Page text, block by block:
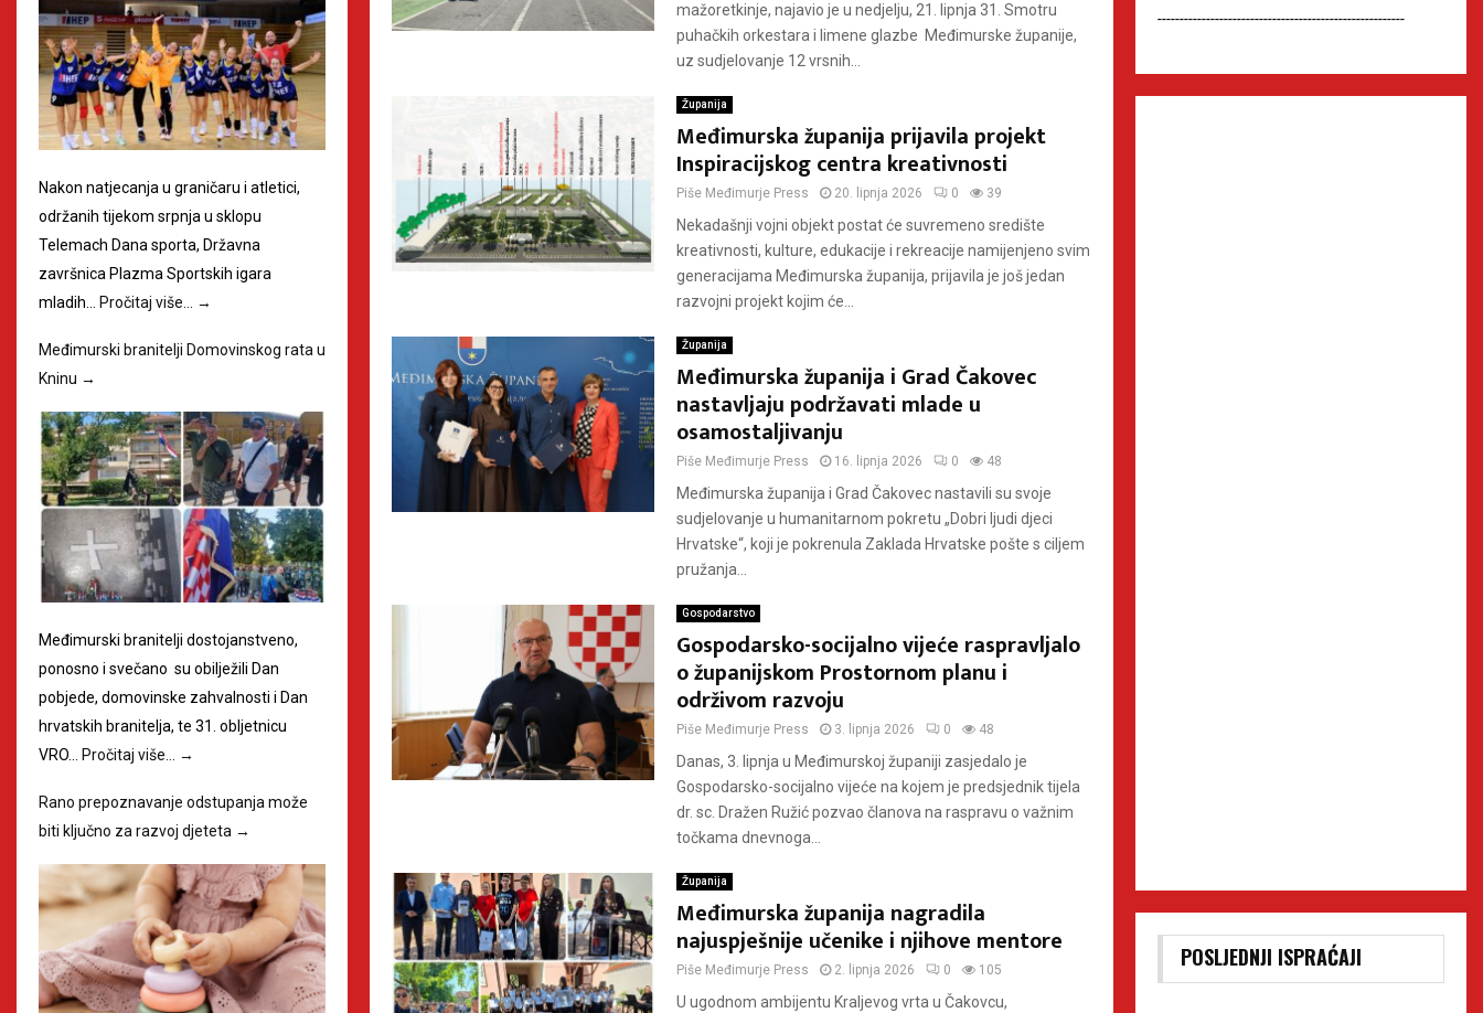
mažoretkinje, najavio je u nedjelju, 21. lipnja 31. Smotru
puhačkih orkestara i limene glazbe Međimurske županije,
uz sudjelovanje 12 vrsnih...
Županija
Međimurska županija prijavila projekt
Inspiracijskog centra kreativnosti
Piše Međimurje Press 20. lipnja 2026 0 39
Nekadašnji vojni objekt postat će suvremeno središte
kreativnosti, kulture, edukacije i rekreacije namijenjeno svim
generacijama Međimurska županija, prijavila je još jedan
razvojni projekt kojim će...
Županija
Međimurska županija i Grad Čakovec
nastavljaju podržavati mlade u
osamostaljivanju
Piše Međimurje Press 16. lipnja 2026 0 48
Međimurska županija i Grad Čakovec nastavili su svoje
sudjelovanje u humanitarnom pokretu „Dobri ljudi djeci
Hrvatske“, koji je pokrenula Zaklada Hrvatske pošte s ciljem
pružanja...
Gospodarstvo
Gospodarsko-socijalno vijeće raspravljalo
o županijskom Prostornom planu i
održivom razvoju
Piše Međimurje Press 3. lipnja 2026 0 48
Danas, 3. lipnja u Međimurskoj županiji zasjedalo je
Gospodarsko-socijalno vijeće na kojem je predsjednik tijela
dr. sc. Dražen Ružić pozvao članova na raspravu o važnim
točkama dnevnoga...
Županija
Međimurska županija nagradila
najuspješnije učenike i njihove mentore
Piše Međimurje Press 2. lipnja 2026 0 105
U ugodnom ambijentu Kraljevog vrta u Čakovcu,
Nakon natjecanja u graničaru i atletici,
održanih tijekom srpnja u sklopu
Telemach Dana sporta, Državna
završnica Plazma Sportskih igara
mladih…
Pročitaj više… →
Međimurski branitelji Domovinskog rata u
Kninu →
Međimurski branitelji dostojanstveno,
ponosno i svečano su obilježili Dan
pobjede, domovinske zahvalnosti i Dan
hrvatskih branitelja, te 31. obljetnicu
VRO… Pročitaj više… →
Rano prepoznavanje odstupanja može
biti ključno za razvoj djeteta →
--------------------------------------------------------
POSLJEDNJI ISPRAĆAJI